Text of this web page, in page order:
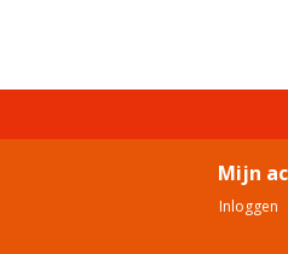
Mijn
Inloggen